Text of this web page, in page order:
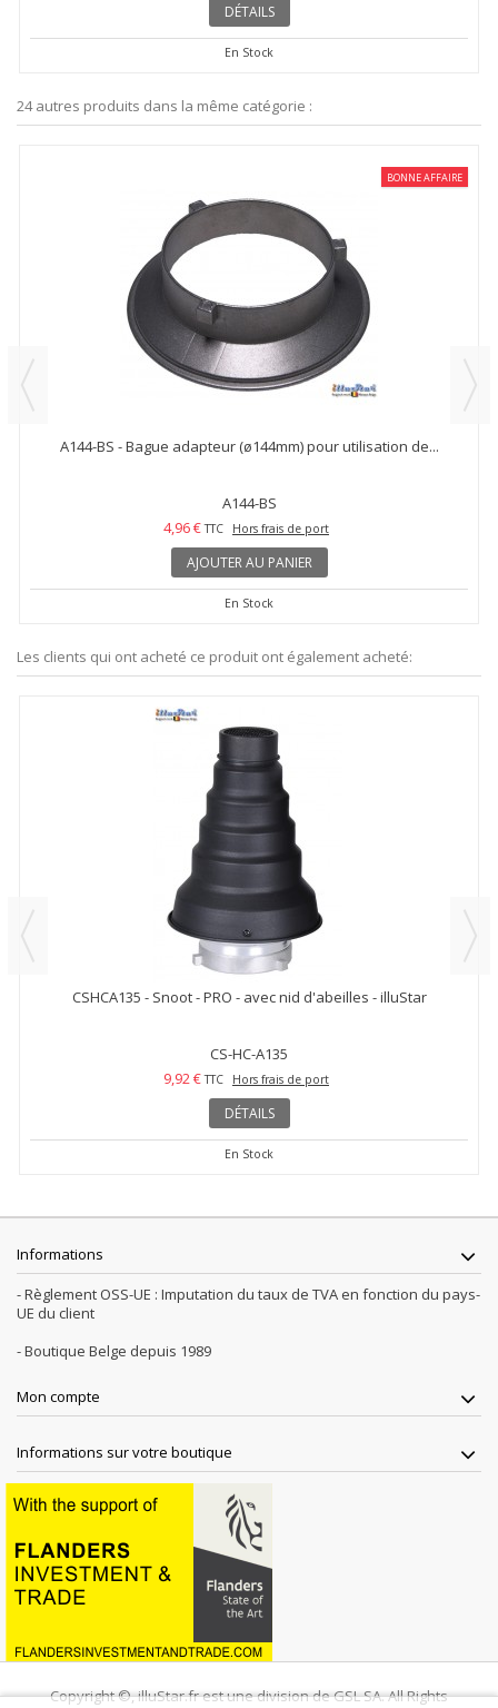
DÉTAILS
En Stock
24 autres produits dans la même catégorie :
BONNE AFFAIRE
A144-BS - Bague adapteur (ø144mm) pour utilisation de...
A144-BS
4,96 € TTC Hors frais de port
AJOUTER AU PANIER
En Stock
Les clients qui ont acheté ce produit ont également acheté:
CSHCA135 - Snoot - PRO - avec nid d'abeilles - illuStar
CS-HC-A135
9,92 € TTC Hors frais de port
DÉTAILS
En Stock
Informations
- Règlement OSS-UE : Imputation du taux de TVA en fonction du pays-
UE du client
- Boutique Belge depuis 1989
Mon compte
Informations sur votre boutique
Copyright ©, illuStar.fr est une division de GSL SA. All Rights